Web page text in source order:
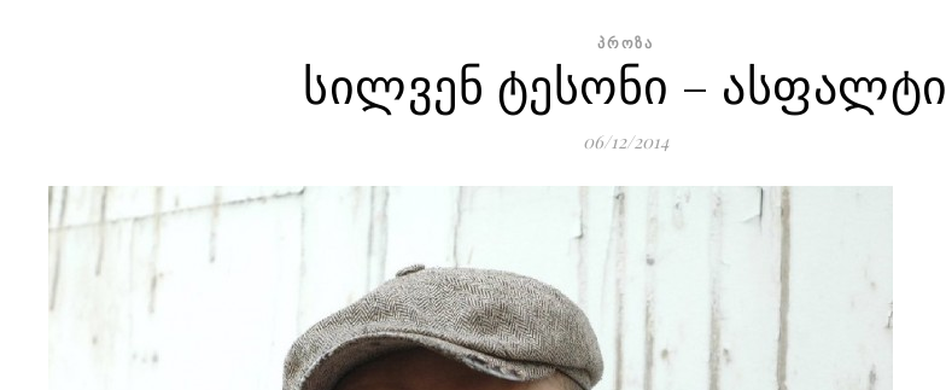
ᲞᲠᲝᲖᲐ
სილვენ ტესონი – ასფალტი
06/12/2014